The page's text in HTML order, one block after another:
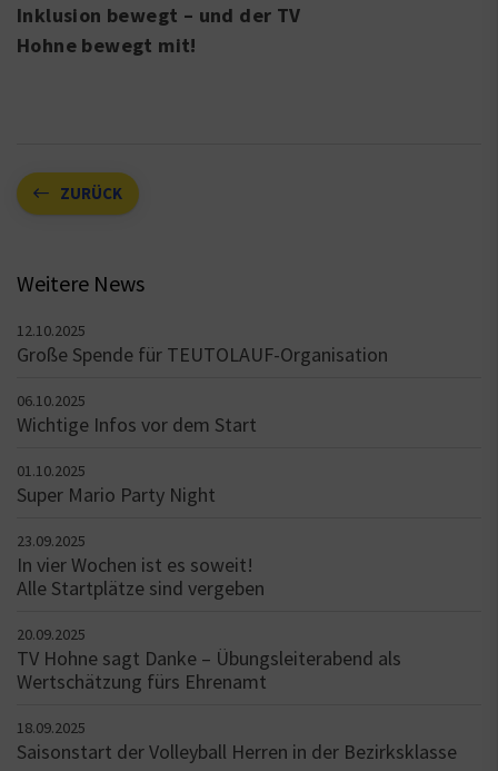
Inklusion bewegt – und der TV
Hohne bewegt mit!
ZURÜCK
Weitere News
12.10.2025
Große Spende für TEUTOLAUF-Organisation
06.10.2025
Wichtige Infos vor dem Start
01.10.2025
Super Mario Party Night
23.09.2025
In vier Wochen ist es soweit!
Alle Startplätze sind vergeben
20.09.2025
TV Hohne sagt Danke – Übungsleiterabend als
Wertschätzung fürs Ehrenamt
18.09.2025
Saisonstart der Volleyball Herren in der Bezirksklasse